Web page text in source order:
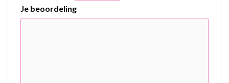
Je beoordeling